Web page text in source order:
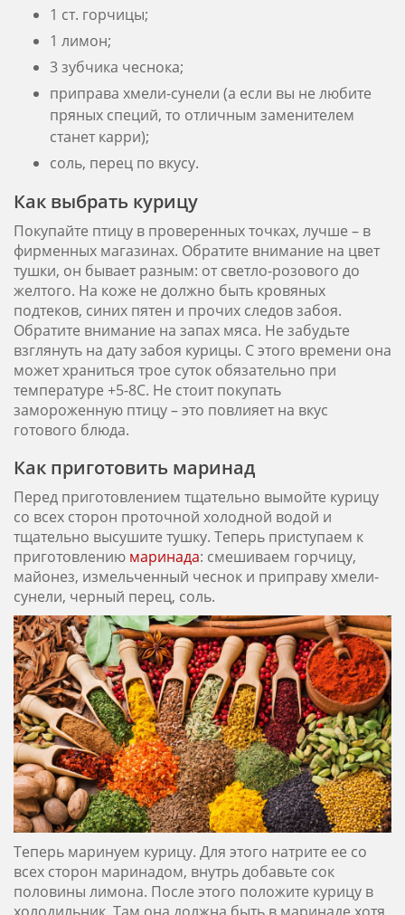
1 ст. горчицы;
1 лимон;
3 зубчика чеснока;
приправа хмели-сунели (а если вы не любите
пряных специй, то отличным заменителем
станет карри);
соль, перец по вкусу.
Как выбрать курицу
Покупайте птицу в проверенных точках, лучше – в
фирменных магазинах. Обратите внимание на цвет
тушки, он бывает разным: от светло-розового до
желтого. На коже не должно быть кровяных
подтеков, синих пятен и прочих следов забоя.
Обратите внимание на запах мяса. Не забудьте
взглянуть на дату забоя курицы. С этого времени она
может храниться трое суток обязательно при
температуре +5-8С. Не стоит покупать
замороженную птицу – это повлияет на вкус
готового блюда.
Как приготовить маринад
Перед приготовлением тщательно вымойте курицу
со всех сторон проточной холодной водой и
тщательно высушите тушку. Теперь приступаем к
приготовлению маринада: смешиваем горчицу,
майонез, измельченный чеснок и приправу хмели-
сунели, черный перец, соль.
Теперь маринуем курицу. Для этого натрите ее со
всех сторон маринадом, внутрь добавьте сок
половины лимона. После этого положите курицу в